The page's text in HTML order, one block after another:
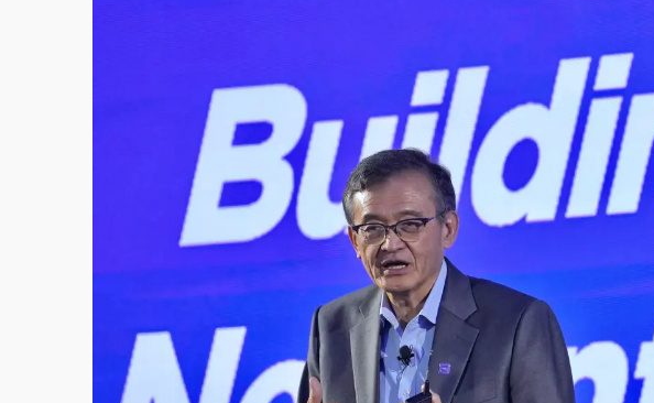
白海豚逼近！北市水門只出不進 未移置車輛最高罰4800＋拖吊費